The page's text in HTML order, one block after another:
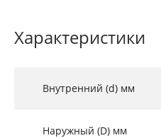
Характеристики
Внутренний (d) мм
Наружный (D) мм